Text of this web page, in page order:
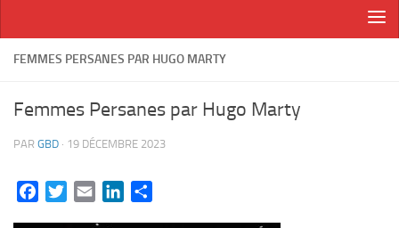
FEMMES PERSANES PAR HUGO MARTY
Femmes Persanes par Hugo Marty
PAR GBD · 19 DÉCEMBRE 2023
FacebookTwitterEmail LinkedIn